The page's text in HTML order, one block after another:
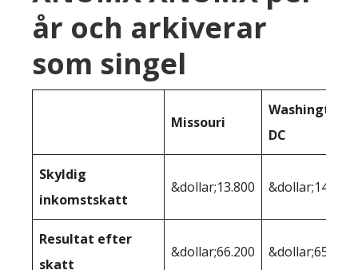
år och arkiverar
som singel
Missouri
Washington
DC
Skyldig
inkomstskatt
&dollar;13.800 &dollar;14.467
Resultat efter
skatt
&dollar;66.200 &dollar;65.533